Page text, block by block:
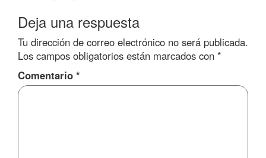
Deja una respuesta
Tu dirección de correo electrónico no será publicada.
Los campos obligatorios están marcados con *
Comentario *